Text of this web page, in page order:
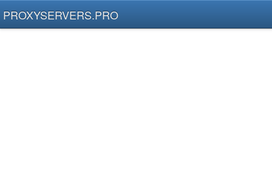
PROXYSERVERS.PRO